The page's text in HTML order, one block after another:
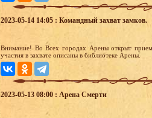
2023-05-14 14:05 : Командный захват замков.
Внимание! Во Всех городах Арены открыт
участия в захвате описаны в библиотеке Арены.
2023-05-13 08:00 : Арена Смерти